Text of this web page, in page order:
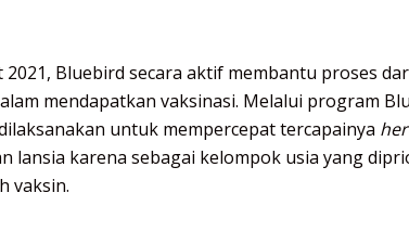
2021, Bluebird secara aktif membantu proses
mendapatkan vaksinasi. Melalui program
untuk mempercepat tercapainya
lansia karena sebagai kelompok usia yang
vaksin.